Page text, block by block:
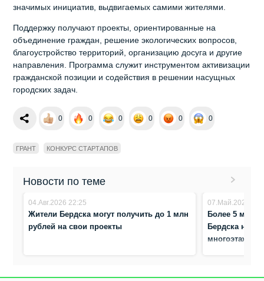
значимых инициатив, выдвигаемых самими жителями.
Поддержку получают проекты, ориентированные на
объединение граждан, решение экологических вопросов,
благоустройство территорий, организацию досуга и другие
направления. Программа служит инструментом активизации
гражданской позиции и содействия в решении насущных
городских задач.
0 0 0 0 0 0
ГРАНТ КОНКУРС СТАРТАПОВ
Новости по теме
04.Авг.2026 22:25
Жители Бердска могут получить до 1 млн
рублей на свои проекты
07.Май.2026
Более 5 млн
Бердска на
многоэтажек